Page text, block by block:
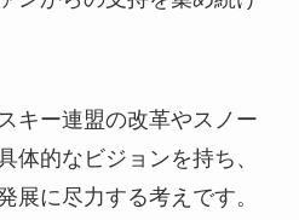
キー連盟の改革やスノー
体的なビジョンを持ち、
展に尽力する考えです。